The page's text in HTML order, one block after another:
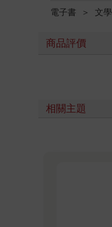
電子書 ＞ 文學
商品評價
相關主題